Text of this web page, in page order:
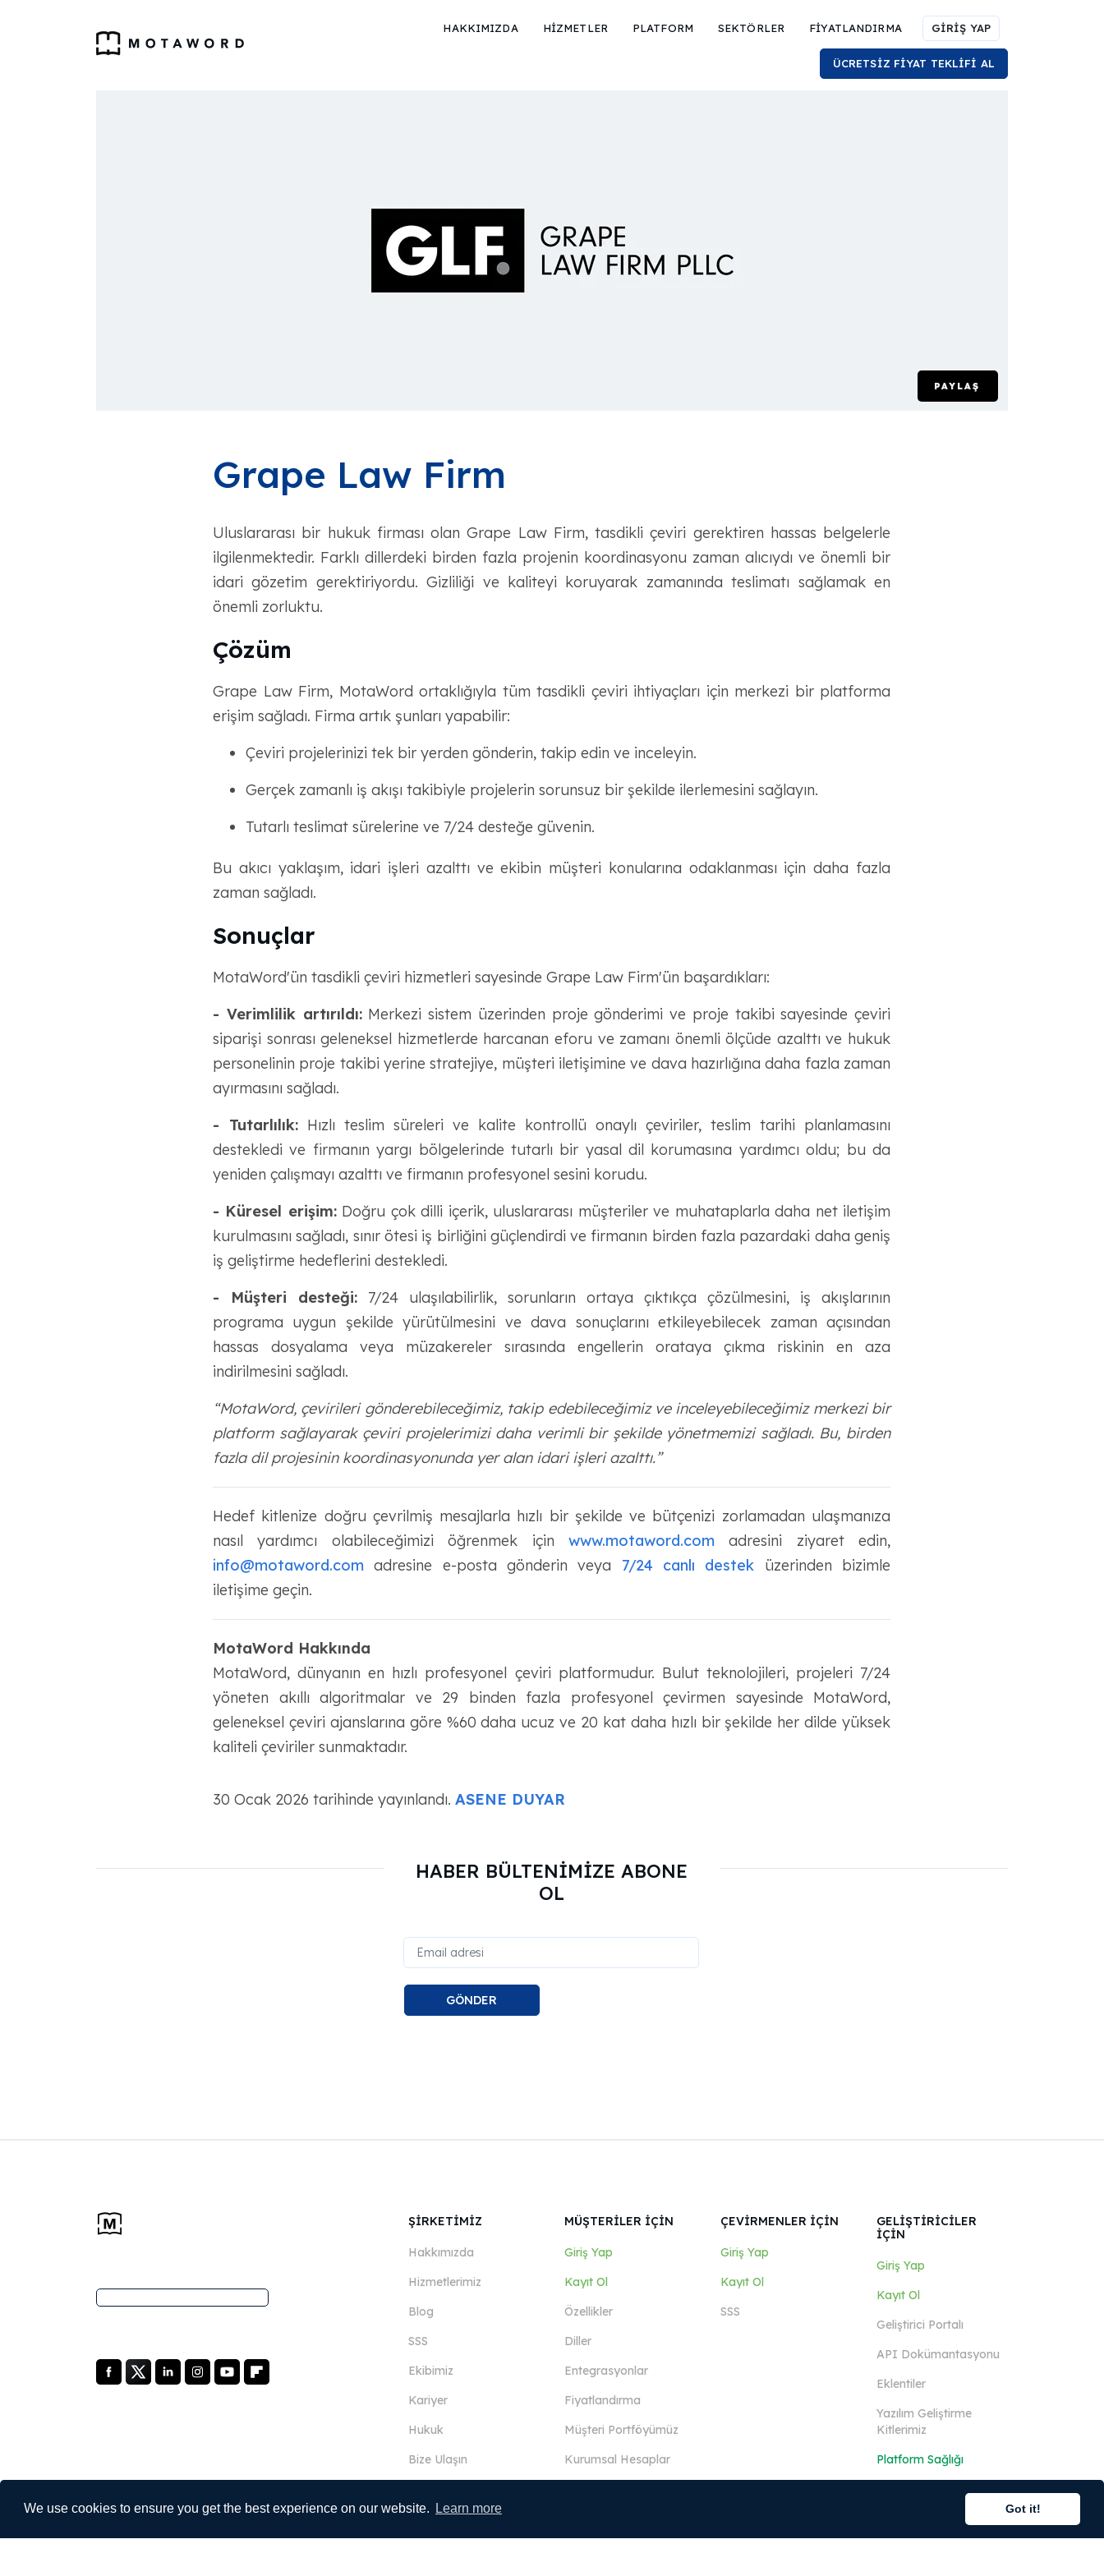
We use cookies to ensure you get the best experience on our website. Learn more Got it!
HAKKIMIZDA HİZMETLER PLATFORM SEKTÖRLER FİYATLANDIRMA GİRİŞ YAP
ÜCRETSİZ FİYAT TEKLİFİ AL
PAYLAŞ
Grape Law Firm
Uluslararası bir hukuk firması olan Grape Law Firm, tasdikli çeviri gerektiren hassas belgelerle
ilgilenmektedir. Farklı dillerdeki birden fazla projenin koordinasyonu zaman alıcıydı ve önemli bir
idari gözetim gerektiriyordu. Gizliliği ve kaliteyi koruyarak zamanında teslimatı sağlamak en
önemli zorluktu.
Çözüm
Grape Law Firm, MotaWord ortaklığıyla tüm tasdikli çeviri ihtiyaçları için merkezi bir platforma
erişim sağladı. Firma artık şunları yapabilir:
Çeviri projelerinizi tek bir yerden gönderin, takip edin ve inceleyin.
Gerçek zamanlı iş akışı takibiyle projelerin sorunsuz bir şekilde ilerlemesini sağlayın.
Tutarlı teslimat sürelerine ve 7/24 desteğe güvenin.
Bu akıcı yaklaşım, idari işleri azalttı ve ekibin müşteri konularına odaklanması için daha fazla
zaman sağladı.
Sonuçlar
MotaWord'ün tasdikli çeviri hizmetleri sayesinde Grape Law Firm'ün başardıkları:
- Verimlilik artırıldı:Merkezi sistem üzerinden proje gönderimi ve proje takibi sayesinde çeviri
siparişi sonrası geleneksel hizmetlerde harcanan eforu ve zamanı önemli ölçüde azalttı ve hukuk
personelinin proje takibi yerine stratejiye, müşteri iletişimine ve dava hazırlığına daha fazla zaman
ayırmasını sağladı.
- Tutarlılık: Hızlı teslim süreleri ve kalite kontrollü onaylı çeviriler, teslim tarihi planlamasını
destekledi ve firmanın yargı bölgelerinde tutarlı bir yasal dil korumasına yardımcı oldu; bu da
yeniden çalışmayı azalttı ve firmanın profesyonel sesini korudu.
- Küresel erişim:Doğru çok dilli içerik, uluslararası müşteriler ve muhataplarla daha net iletişim
kurulmasını sağladı, sınır ötesi iş birliğini güçlendirdi ve firmanın birden fazla pazardaki daha geniş
iş geliştirme hedeflerini destekledi.
- Müşteri desteği: 7/24 ulaşılabilirlik, sorunların ortaya çıktıkça çözülmesini, iş akışlarının
programa uygun şekilde yürütülmesini ve dava sonuçlarını etkileyebilecek zaman açısından
hassas dosyalama veya müzakereler sırasında engellerin orataya çıkma riskinin en aza
indirilmesini sağladı.
“MotaWord, çevirileri gönderebileceğimiz, takip edebileceğimiz ve inceleyebileceğimiz merkezi bir
platform sağlayarak çeviri projelerimizi daha verimli bir şekilde yönetmemizi sağladı. Bu, birden
fazla dil projesinin koordinasyonunda yer alan idari işleri azalttı.”
Hedef kitlenize doğru çevrilmiş mesajlarla hızlı bir şekilde ve bütçenizi zorlamadan ulaşmanıza
nasıl yardımcı olabileceğimizi öğrenmek için www.motaword.comadresini ziyaret edin,
info@motaword.com adresine e-posta gönderin veya 7/24 canlı destek üzerinden bizimle
iletişime geçin.
MotaWord Hakkında
MotaWord, dünyanın en hızlı profesyonel çeviri platformudur. Bulut teknolojileri, projeleri 7/24
yöneten akıllı algoritmalar ve 29 binden fazla profesyonel çevirmen sayesinde MotaWord,
geleneksel çeviri ajanslarına göre %60 daha ucuz ve 20 kat daha hızlı bir şekilde her dilde yüksek
kaliteli çeviriler sunmaktadır.
30 Ocak 2026 tarihinde yayınlandı. ASENE DUYAR
HABER BÜLTENİMİZE ABONE
OL
GÖNDER
ŞİRKETİMİZ
Hakkımızda
Hizmetlerimiz
Blog
SSS
Ekibimiz
Kariyer
Hukuk
Bize Ulaşın
MÜŞTERİLER İÇİN
Giriş Yap
Kayıt Ol
Özellikler
Diller
Entegrasyonlar
Fiyatlandırma
Müşteri Portföyümüz
Kurumsal Hesaplar
ÇEVİRMENLER İÇİN
Giriş Yap
Kayıt Ol
SSS
GELİŞTİRİCİLER
İÇİN
Giriş Yap
Kayıt Ol
Geliştirici Portalı
API Dokümantasyonu
Eklentiler
Yazılım Geliştirme
Kitlerimiz
Platform Sağlığı